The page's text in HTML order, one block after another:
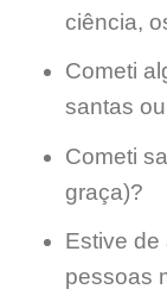
ciência,
Cometi
santas
Cometi
graça)?
Estive de
pessoas